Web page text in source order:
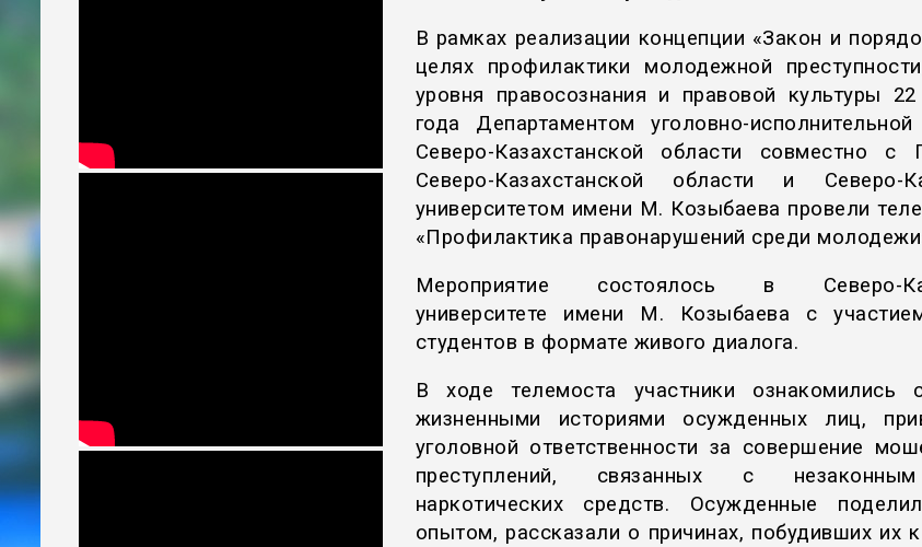
В рамках реализации концепции «Закон и
целях профилактики молодежной
уровня правосознания и правовой культуры
года Департаментом уголовно-
Северо-Казахстанской области совместно с
Северо-Казахстанской области и Северо-
университетом имени М. Козыбаева провели
«Профилактика правонарушений среди
Мероприятие состоялось в Северо-
университете имени М. Козыбаева с
студентов в формате живого диалога.
В ходе телемоста участники ознакомились
жизненными историями осужденных лиц,
уголовной ответственности за совершение
преступлений, связанных с
наркотических средств. Осужденные
опытом, рассказали о причинах, побудивших их